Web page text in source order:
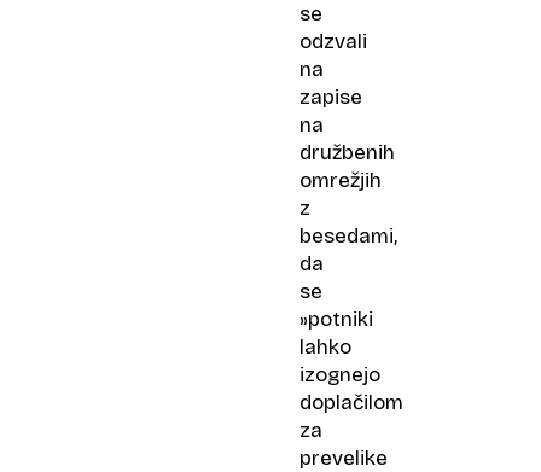
se
odzvali
na
zapise
na
družbenih
omrežjih
z
besedami,
da
se
»potniki
lahko
izognejo
doplačilom
za
prevelike